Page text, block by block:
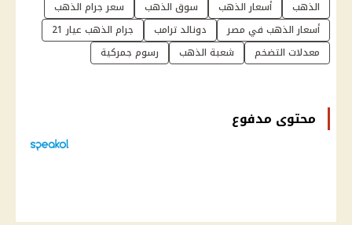
الذهب أسعار الذهب سوق الذهب
سعر جرام الذهب
أسعار الذهب في مصر
دونالد ترامب
جرام الذهب عيار 21
معدلات التضخم
شعبة الذهب رسوم جمركية
محتوى مدفوع